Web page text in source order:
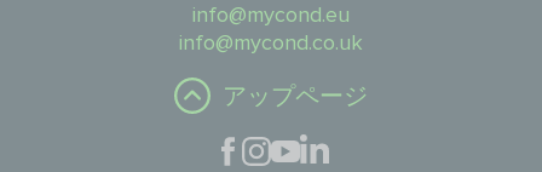
info@mycond.eu
info@mycond.co.uk
アップページ